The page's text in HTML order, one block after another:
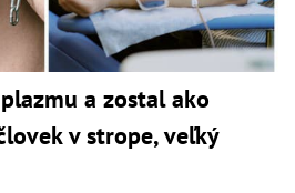
a zostal ako
v strope, veľký